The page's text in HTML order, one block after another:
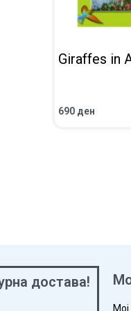
Giraffes in
690 ден
ВО КОШНИЧКА
достава!